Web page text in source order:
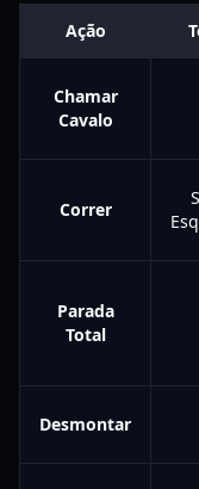
Ação
Chamar
Cavalo
Correr
Parada
Total
Desmontar